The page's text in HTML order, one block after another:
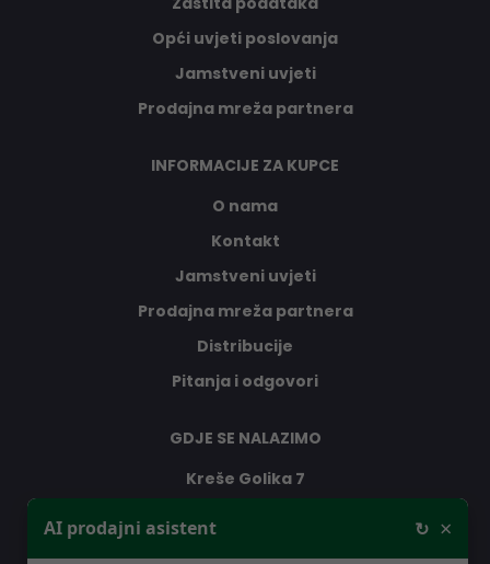
Opći uvjeti poslovanja
Jamstveni uvjeti
Prodajna mreža partnera
INFORMACIJE ZA KUPCE
O nama
Kontakt
Jamstveni uvjeti
Prodajna mreža partnera
Distribucije
Pitanja i odgovori
GDJE SE NALAZIMO
Kreše Golika 7
AI prodajni asistent ↻ ×